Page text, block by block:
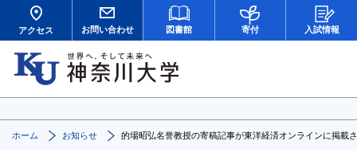
アクセス お問い合わせ 図書館 寄付 入試情報
ホーム お知らせ 的場昭弘名誉教授の寄稿記事が東洋経済オンラインに掲載